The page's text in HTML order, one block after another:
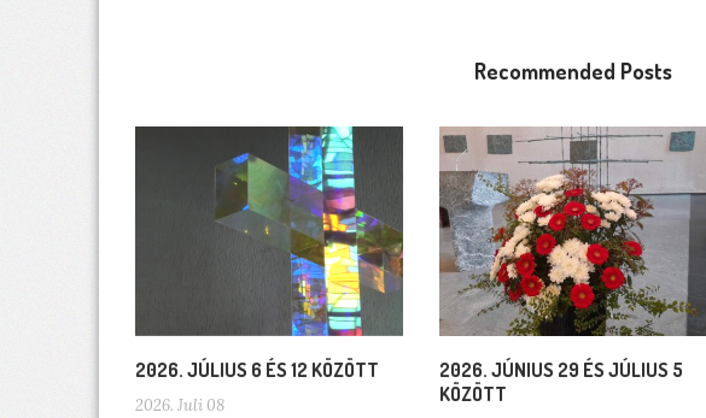
Recommended Posts
2026. JÚLIUS 6 ÉS 12 KÖZÖTT
2026. Juli 08
2026. JÚNIUS 29 ÉS JÚLIUS 5
KÖZÖTT